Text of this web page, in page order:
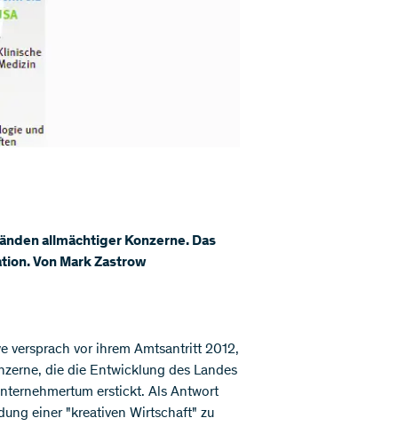
allmächtiger Konzerne. Das
Von Mark Zastrow
versprach vor ihrem Amtsantritt 2012,
die die Entwicklung des Landes
erstickt. Als Antwort
einer "kreativen Wirtschaft" zu